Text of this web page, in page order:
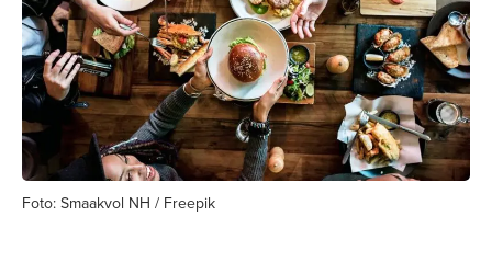
Foto: Smaakvol NH / Freepik